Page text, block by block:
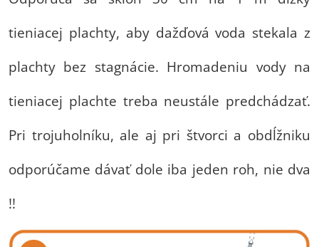
tieniacej plachty, aby dažďová voda stekala z
plachty bez stagnácie. Hromadeniu vody na
tieniacej plachte treba neustále predchádzať.
Pri trojuholníku, ale aj pri štvorci a obdĺžniku
odporúčame dávať dole iba jeden roh, nie dva
!!